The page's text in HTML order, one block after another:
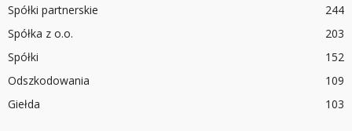
Spółki partnerskie
244
Spółka z o.o.
203
Spółki
152
Odszkodowania
109
Giełda
103